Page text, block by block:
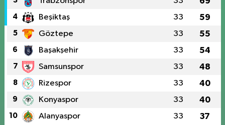
4 Beşiktaş 33 59
5 Göztepe 33 55
6 Başakşehir 33 54
7 Samsunspor 33 48
8 Rizespor 33 40
9 Konyaspor 33 40
10 Alanyaspor 33 37